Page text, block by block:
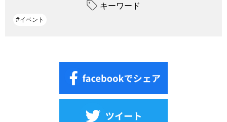
キーワード
#イベント